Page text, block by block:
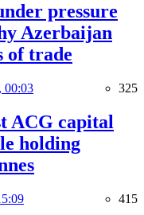
pressure
Azerbaijan
of trade
00:03 325
ACG capital
holding
415